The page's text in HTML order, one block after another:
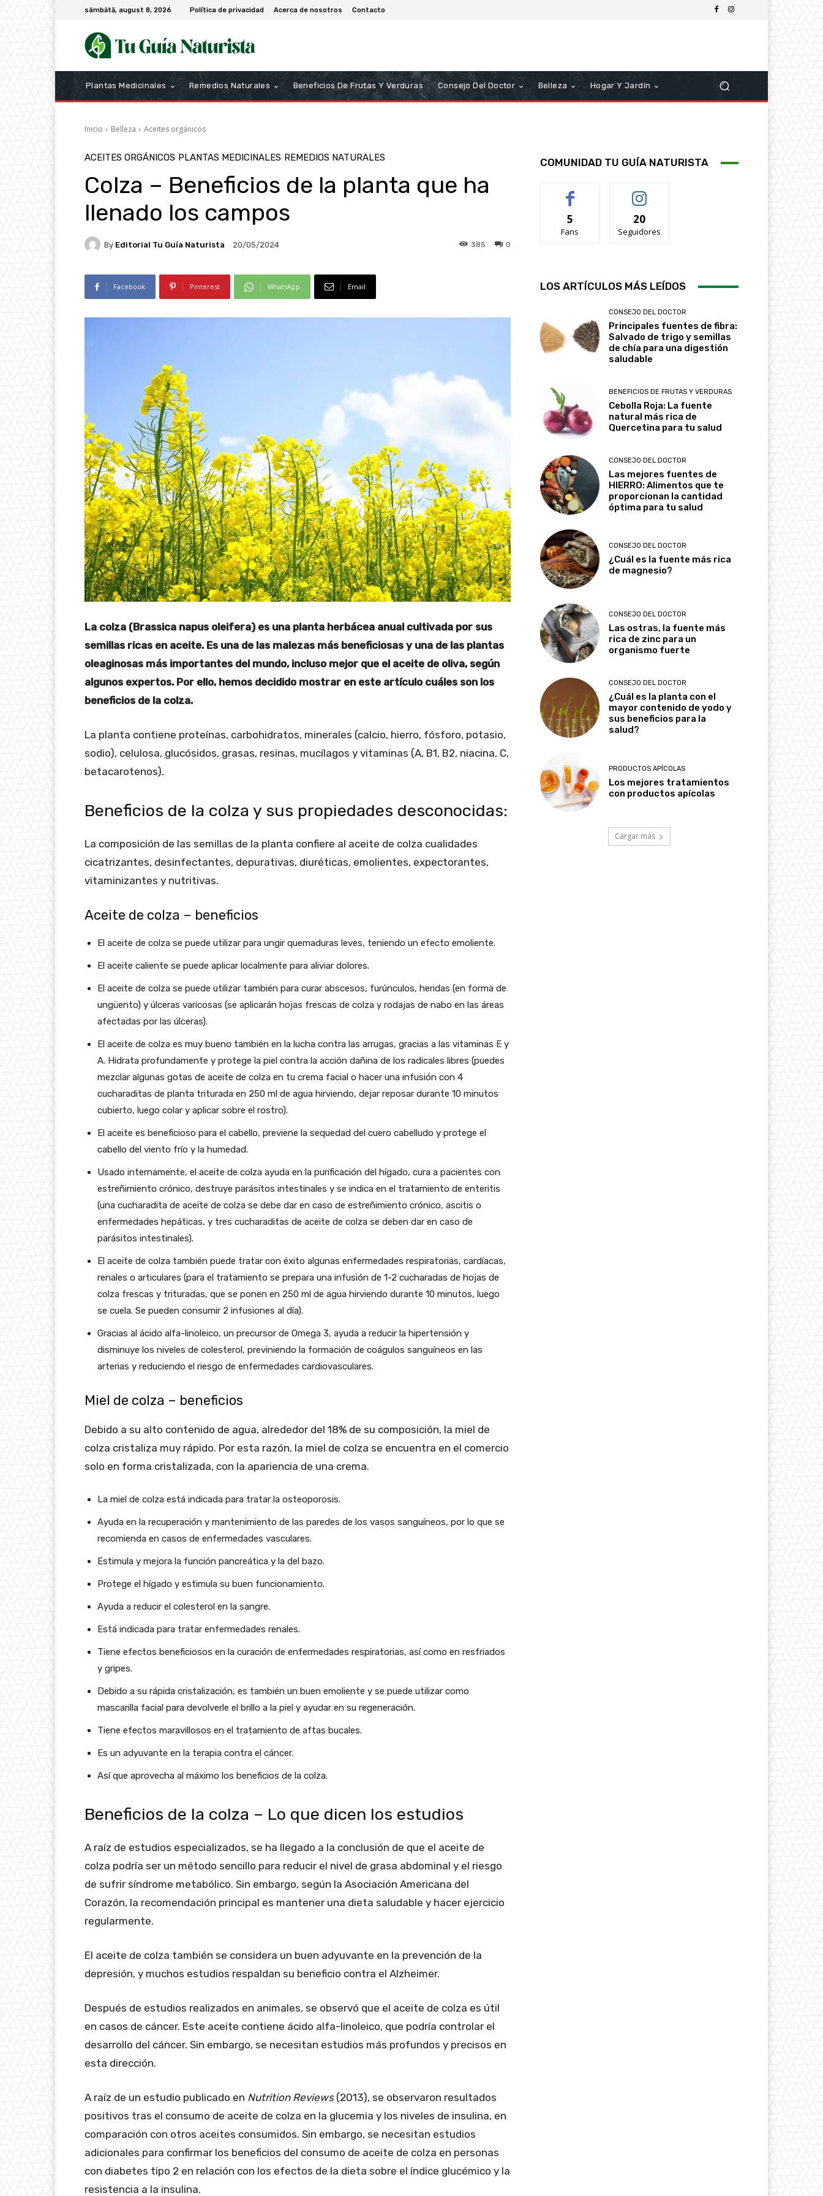
sâmbătă, august 8, 2026 Política de privacidad Acerca de nosotros Contacto
Plantas Medicinales Remedios Naturales Beneficios De Frutas Y Verduras Consejo Del Doctor Belleza Hogar Y Jardín
Inicio Belleza Aceites orgánicos
ACEITES ORGÁNICOS PLANTAS MEDICINALES REMEDIOS NATURALES
Colza – Beneficios de la planta que ha
llenado los campos
By Editorial Tu Guía Naturista 20/05/2024 0
385
Facebook Pinterest WhatsApp Email
La colza (Brassica napus oleifera) es una planta herbácea anual cultivada por sus
semillas ricas en aceite. Es una de las malezas más beneficiosas y una de las plantas
oleaginosas más importantes del mundo, incluso mejor que el aceite de oliva, según
algunos expertos. Por ello, hemos decidido mostrar en este artículo cuáles son los
beneficios de la colza.
La planta contiene proteínas, carbohidratos, minerales (calcio, hierro, fósforo, potasio,
sodio), celulosa, glucósidos, grasas, resinas, mucílagos y vitaminas (A, B1, B2, niacina, C,
betacarotenos).
Beneficios de la colza y sus propiedades desconocidas:
La composición de las semillas de la planta confiere al aceite de colza cualidades
cicatrizantes, desinfectantes, depurativas, diuréticas, emolientes, expectorantes,
vitaminizantes y nutritivas.
Aceite de colza – beneficios
El aceite de colza se puede utilizar para ungir quemaduras leves, teniendo un efecto emoliente.
El aceite caliente se puede aplicar localmente para aliviar dolores.
El aceite de colza se puede utilizar también para curar abscesos, furúnculos, heridas (en forma de
ungüento) y úlceras varicosas (se aplicarán hojas frescas de colza y rodajas de nabo en las áreas
afectadas por las úlceras).
El aceite de colza es muy bueno también en la lucha contra las arrugas, gracias a las vitaminas E y
A. Hidrata profundamente y protege la piel contra la acción dañina de los radicales libres (puedes
mezclar algunas gotas de aceite de colza en tu crema facial o hacer una infusión con 4
cucharaditas de planta triturada en 250 ml de agua hirviendo, dejar reposar durante 10 minutos
cubierto, luego colar y aplicar sobre el rostro).
El aceite es beneficioso para el cabello, previene la sequedad del cuero cabelludo y protege el
cabello del viento frío y la humedad.
Usado internamente, el aceite de colza ayuda en la purificación del hígado, cura a pacientes con
estreñimiento crónico, destruye parásitos intestinales y se indica en el tratamiento de enteritis
(una cucharadita de aceite de colza se debe dar en caso de estreñimiento crónico, ascitis o
enfermedades hepáticas, y tres cucharaditas de aceite de colza se deben dar en caso de
parásitos intestinales).
El aceite de colza también puede tratar con éxito algunas enfermedades respiratorias, cardíacas,
renales o articulares (para el tratamiento se prepara una infusión de 1-2 cucharadas de hojas de
colza frescas y trituradas, que se ponen en 250 ml de agua hirviendo durante 10 minutos, luego
se cuela. Se pueden consumir 2 infusiones al día).
Gracias al ácido alfa-linoleico, un precursor de Omega 3, ayuda a reducir la hipertensión y
disminuye los niveles de colesterol, previniendo la formación de coágulos sanguíneos en las
arterias y reduciendo el riesgo de enfermedades cardiovasculares.
Miel de colza – beneficios
Debido a su alto contenido de agua, alrededor del 18% de su composición, la miel de
colza cristaliza muy rápido. Por esta razón, la miel de colza se encuentra en el comercio
solo en forma cristalizada, con la apariencia de una crema.
La miel de colza está indicada para tratar la osteoporosis.
Ayuda en la recuperación y mantenimiento de las paredes de los vasos sanguíneos, por lo que se
recomienda en casos de enfermedades vasculares.
Estimula y mejora la función pancreática y la del bazo.
Protege el hígado y estimula su buen funcionamiento.
Ayuda a reducir el colesterol en la sangre.
Está indicada para tratar enfermedades renales.
Tiene efectos beneficiosos en la curación de enfermedades respiratorias, así como en resfriados
y gripes.
Debido a su rápida cristalización, es también un buen emoliente y se puede utilizar como
mascarilla facial para devolverle el brillo a la piel y ayudar en su regeneración.
Tiene efectos maravillosos en el tratamiento de aftas bucales.
Es un adyuvante en la terapia contra el cáncer.
Así que aprovecha al máximo los beneficios de la colza.
Beneficios de la colza – Lo que dicen los estudios
A raíz de estudios especializados, se ha llegado a la conclusión de que el aceite de
colza podría ser un método sencillo para reducir el nivel de grasa abdominal y el riesgo
de sufrir síndrome metabólico. Sin embargo, según la Asociación Americana del
Corazón, la recomendación principal es mantener una dieta saludable y hacer ejercicio
regularmente.
El aceite de colza también se considera un buen adyuvante en la prevención de la
depresión, y muchos estudios respaldan su beneficio contra el Alzheimer.
Después de estudios realizados en animales, se observó que el aceite de colza es útil
en casos de cáncer. Este aceite contiene ácido alfa-linoleico, que podría controlar el
desarrollo del cáncer. Sin embargo, se necesitan estudios más profundos y precisos en
esta dirección.
A raíz de un estudio publicado en Nutrition Reviews (2013), se observaron resultados
positivos tras el consumo de aceite de colza en la glucemia y los niveles de insulina, en
comparación con otros aceites consumidos. Sin embargo, se necesitan estudios
adicionales para confirmar los beneficios del consumo de aceite de colza en personas
con diabetes tipo 2 en relación con los efectos de la dieta sobre el índice glucémico y la
resistencia a la insulina.
COMUNIDAD TU GUÍA NATURISTA
5
Fans
20
Seguidores
LOS ARTÍCULOS MÁS LEÍDOS
CONSEJO DEL DOCTOR
Principales fuentes de fibra:
Salvado de trigo y semillas
de chía para una digestión
saludable
BENEFICIOS DE FRUTAS Y VERDURAS
Cebolla Roja: La fuente
natural más rica de
Quercetina para tu salud
CONSEJO DEL DOCTOR
Las mejores fuentes de
HIERRO: Alimentos que te
proporcionan la cantidad
óptima para tu salud
CONSEJO DEL DOCTOR
¿Cuál es la fuente más rica
de magnesio?
CONSEJO DEL DOCTOR
Las ostras, la fuente más
rica de zinc para un
organismo fuerte
CONSEJO DEL DOCTOR
¿Cuál es la planta con el
mayor contenido de yodo y
sus beneficios para la
salud?
PRODUCTOS APÍCOLAS
Los mejores tratamientos
con productos apícolas
Cargar más